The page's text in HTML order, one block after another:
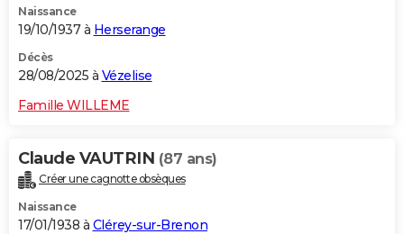
Naissance
19/10/1937 à Herserange
Décès
28/08/2025 à Vézelise
Famille WILLEME
Claude VAUTRIN (87 ans)
Créer une cagnotte obsèques
Naissance
17/01/1938 à Clérey-sur-Brenon